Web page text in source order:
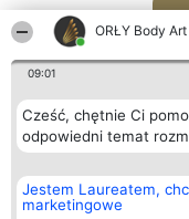
ORŁY Body Art
09:01
Cześć, chętnie Ci
odpowiedni temat
Jestem Laureatem,
marketingowe
Organizator plebiscytu
Bright Side Solutions sp. z o.
o. sp. k.